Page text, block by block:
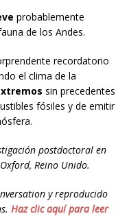
probablemente
de los Andes.
recordatorio
el clima de la
sin precedentes
fósiles y de emitir
postdoctoral en
Reino Unido.
y reproducido
Haz clic aquí para leer